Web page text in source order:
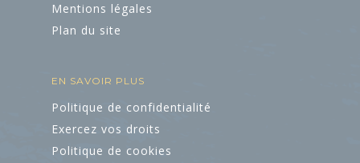
Mentions légales
Plan du site
EN SAVOIR PLUS
Politique de confidentialité
Exercez vos droits
Politique de cookies